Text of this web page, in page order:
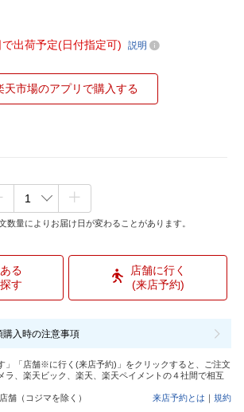
で出荷予定(日付指定可) 説明
天市場のアプリで購入する
数量によりお届け日が変わることがあります。
る
す
店舗に行く
(来店予約)
入時の注意事項
」「店舗※に行く(来店予約)」をクリックすると、ご注文
ラ、楽天ビック、楽天、楽天ペイメントの４社間で相互
舗（コジマを除く）
来店予約とは 規約